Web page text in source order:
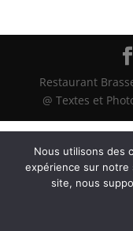
Restaurant
@ Textes et
Nous utilisons des
expérience sur notre
site, nous